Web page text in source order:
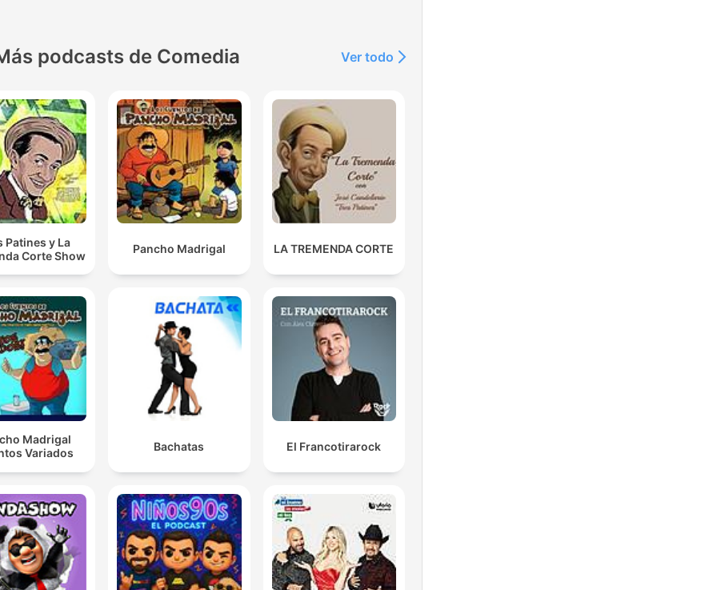
podcasts de Comedia Ver todo
Patines y La
Corte Show
Pancho Madrigal LA TREMENDA CORTE
Madrigal
Variados
Bachatas El Francotirarock